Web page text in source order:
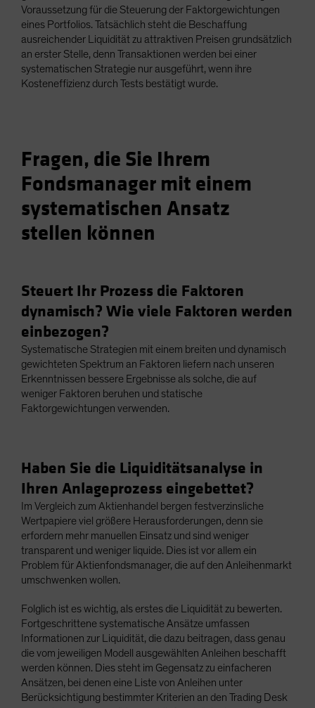
Voraussetzung für die Steuerung der Faktorgewichtungen
eines Portfolios. Tatsächlich steht die Beschaffung
ausreichender Liquidität zu attraktiven Preisen grundsätzlich
an erster Stelle, denn Transaktionen werden bei einer
systematischen Strategie nur ausgeführt, wenn ihre
Kosteneffizienz durch Tests bestätigt wurde.
Fragen, die Sie Ihrem
Fondsmanager mit einem
systematischen Ansatz
stellen können
Steuert Ihr Prozess die Faktoren
dynamisch? Wie viele Faktoren werden
einbezogen?
Systematische Strategien mit einem breiten und dynamisch
gewichteten Spektrum an Faktoren liefern nach unseren
Erkenntnissen bessere Ergebnisse als solche, die auf
weniger Faktoren beruhen und statische
Faktorgewichtungen verwenden.
Haben Sie die Liquiditätsanalyse in
Ihren Anlageprozess eingebettet?
Im Vergleich zum Aktienhandel bergen festverzinsliche
Wertpapiere viel größere Herausforderungen, denn sie
erfordern mehr manuellen Einsatz und sind weniger
transparent und weniger liquide. Dies ist vor allem ein
Problem für Aktienfondsmanager, die auf den Anleihenmarkt
umschwenken wollen.
Folglich ist es wichtig, als erstes die Liquidität zu bewerten.
Fortgeschrittene systematische Ansätze umfassen
Informationen zur Liquidität, die dazu beitragen, dass genau
die vom jeweiligen Modell ausgewählten Anleihen beschafft
werden können. Dies steht im Gegensatz zu einfacheren
Ansätzen, bei denen eine Liste von Anleihen unter
Berücksichtigung bestimmter Kriterien an den Trading Desk